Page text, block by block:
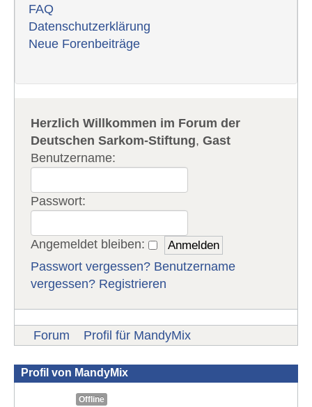
FAQ
Datenschutzerklärung
Neue Forenbeiträge
Herzlich Willkommen im Forum der
Deutschen Sarkom-Stiftung,Gast
Benutzername:
Passwort:
Angemeldet bleiben:
Passwort vergessen? Benutzername
vergessen? Registrieren
Forum Profil für MandyMix
Profil von MandyMix
Offline